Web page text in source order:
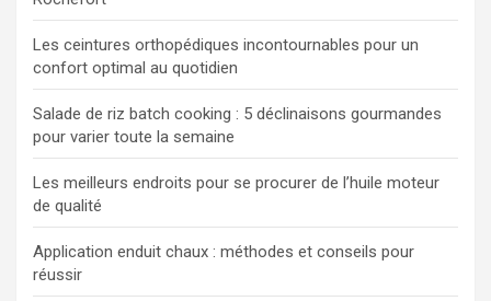
Les ceintures orthopédiques incontournables pour un
confort optimal au quotidien
Salade de riz batch cooking : 5 déclinaisons gourmandes
pour varier toute la semaine
Les meilleurs endroits pour se procurer de l’huile moteur
de qualité
Application enduit chaux : méthodes et conseils pour
réussir